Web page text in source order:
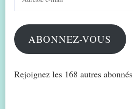
mail
ABONNEZ-VOUS
Rejoignez les 168 autres abonnés